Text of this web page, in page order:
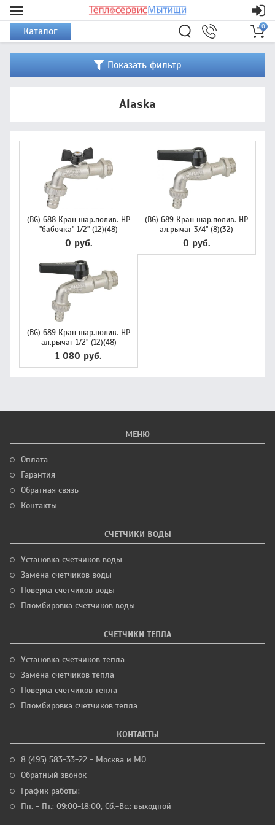
Каталог 0
Показать фильтр
Alaska
(BG) 688 Кран шар.полив. НР
"бабочка" 1/2" (12)(48)
0 руб.
(BG) 689 Кран шар.полив. НР
ал.рычаг 3/4" (8)(32)
0 руб.
(BG) 689 Кран шар.полив. НР
ал.рычаг 1/2" (12)(48)
1 080 руб.
МЕНЮ
Оплата
Гарантия
Обратная связь
Контакты
СЧЕТЧИКИ ВОДЫ
Установка счетчиков воды
Замена счетчиков воды
Поверка счетчиков воды
Пломбировка счетчиков воды
СЧЕТЧИКИ ТЕПЛА
Установка счетчиков тепла
Замена счетчиков тепла
Поверка счетчиков тепла
Пломбировка счетчиков тепла
КОНТАКТЫ
8 (495) 583-33-22 - Москва и МО
Обратный звонок
График работы:
Пн. - Пт.: 09:00-18:00, Сб.-Вс.: выходной